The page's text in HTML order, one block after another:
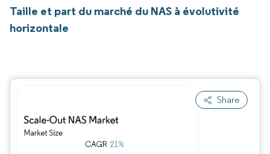
Taille et part du marché du NAS à évolutivité
horizontale
Share